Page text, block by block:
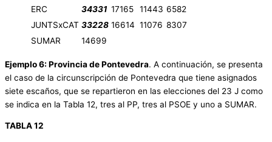
ERC
34331 17165 11443 6582
JUNTSxCAT 33228 16614 11076 8307
SUMAR
14699
Ejemplo 6: Provincia de Pontevedra. A continuación, se presenta
el caso de la circunscripción de Pontevedra que tiene asignados
siete escaños, que se repartieron en las elecciones del 23 J como
se indica en la Tabla 12, tres al PP, tres al PSOE y uno a SUMAR.
TABLA 12